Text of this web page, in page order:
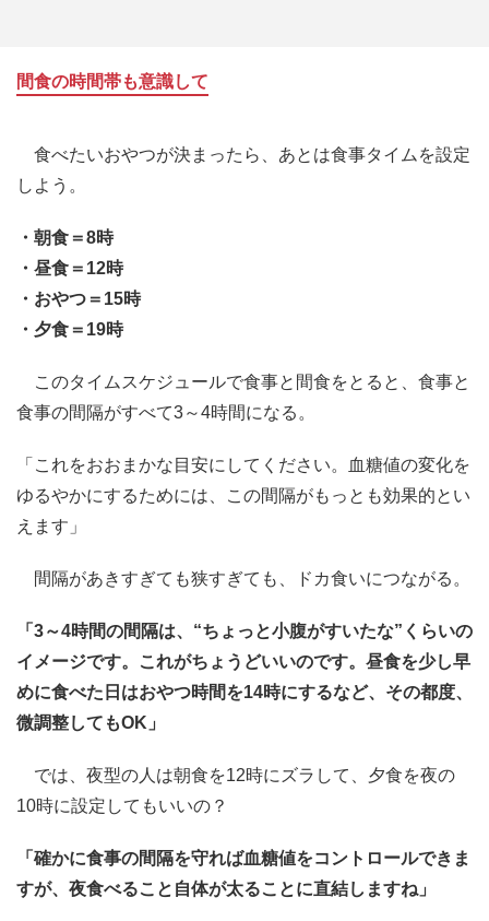
間食の時間帯も意識して
食べたいおやつが決まったら、あとは食事タイムを設定
しよう。
・朝食＝8時
・昼食＝12時
・おやつ＝15時
・夕食＝19時
このタイムスケジュールで食事と間食をとると、食事と
食事の間隔がすべて3～4時間になる。
「これをおおまかな目安にしてください。血糖値の変化を
ゆるやかにするためには、この間隔がもっとも効果的とい
えます」
間隔があきすぎても狭すぎても、ドカ食いにつながる。
「3～4時間の間隔は、“ちょっと小腹がすいたな”くらいの
イメージです。これがちょうどいいのです。昼食を少し早
めに食べた日はおやつ時間を14時にするなど、その都度、
微調整してもOK」
では、夜型の人は朝食を12時にズラして、夕食を夜の
10時に設定してもいいの？
「確かに食事の間隔を守れば血糖値をコントロールできま
すが、夜食べること自体が太ることに直結しますね」